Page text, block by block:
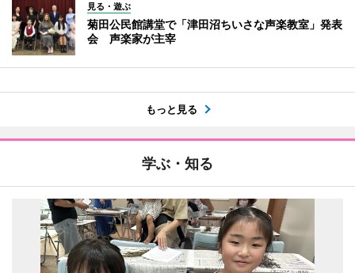
見る・遊ぶ
菊田公民館講堂で「津田沼ちいさな声楽教室」発表
会 声楽家が主宰
もっと見る
学ぶ・知る